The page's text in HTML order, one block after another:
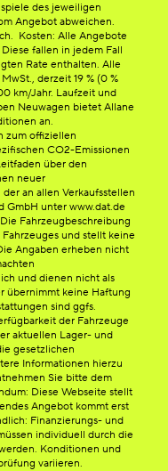
des jeweiligen
Angebot abweichen.
Kosten: Alle Angebote
fallen in jedem Fall
Rate enthalten. Alle
derzeit 19 % (0 %
km/Jahr. Laufzeit und
Neuwagen bietet Allane
an.
zum offiziellen
CO2-Emissionen
über den
neuer
an allen Verkaufsstellen
GmbH unter www.dat.de
Fahrzeugbeschreibung
und stellt keine
Angaben erheben nicht
und dienen nicht als
übernimmt keine Haftung
sind ggfs.
der Fahrzeuge
aktuellen Lager- und
gesetzlichen
Informationen hierzu
Sie bitte dem
Diese Webseite stellt
Angebot kommt erst
Finanzierungs- und
individuell durch die
Konditionen und
variieren.